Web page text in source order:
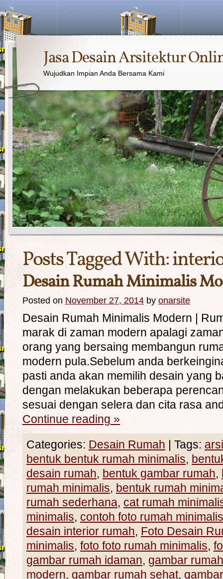
Jasa Desain Arsitektur
Wujudkan Impian Anda Bersama Kami
Posts Tagged With:
Desain Rumah Minimalis
Posted on November 27, 2014 by onarsite
Desain Rumah Minimalis Modern |
marak di zaman modern apalagi
orang yang bersaing membangun
modern pula.Sebelum anda
pasti anda akan memilih desain yang
dengan melakukan beberapa
sesuai dengan selera dan cita rasa
Continue reading »
Categories: Desain Rumah | Tags:
bentuk bentuk rumah minimalis,
desain rumah, bentuk gambar rumah,
rumah minimalis, bentuk rumah
rumah sederhana, cat rumah
minimalis, contoh foto rumah minimalis
desain interior rumah, Foto Desain
minimalis, foto foto rumah minimalis,
gambar rumah idaman, gambar
modern, gambar rumah sehat,